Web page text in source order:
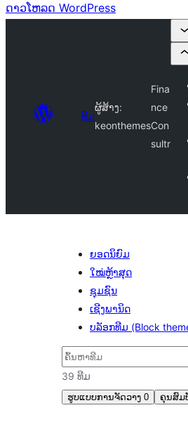
ດາວໂຫລດ WordPress
ທີມ
ຜູ້ສ້າງ:
keonthemes
Fina
nce
Con
sultr
ຍອດນິຍົມ
ໃໝ່ຫຼ້າສຸດ
ຊຸມຊົນ
ເຊີງພານິດ
ບລັອກທີມ (Block
ຄົ້ນຫາ
39 ທີມ
ຮູບແບບການຈັດວາງ 0 ຄຸນສົມ